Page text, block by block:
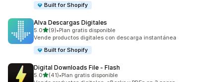
Built for Shopify
Alva Descargas Digitales
5.0de 5 estrellas
(9)
9 reseñas en total
•Plan gratis disponible
Vende productos digitales con descarga instantánea
Built for Shopify
Digital Downloads File ‑ Flash
5.0de 5 estrellas
(41)
41 reseñas en total
•Plan gratis disponible